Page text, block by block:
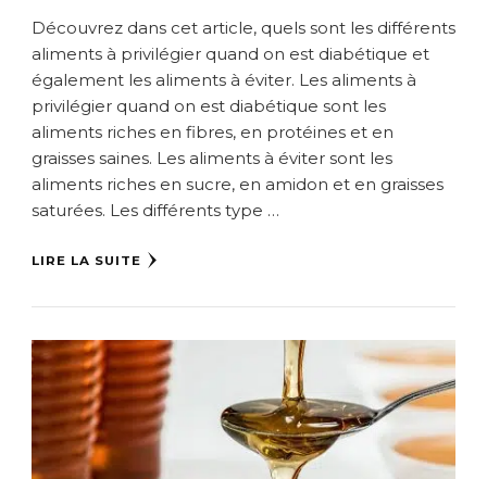
Découvrez dans cet article, quels sont les différents
aliments à privilégier quand on est diabétique et
également les aliments à éviter. Les aliments à
privilégier quand on est diabétique sont les
aliments riches en fibres, en protéines et en
graisses saines. Les aliments à éviter sont les
aliments riches en sucre, en amidon et en graisses
saturées. Les différents type …
LIRE LA SUITE